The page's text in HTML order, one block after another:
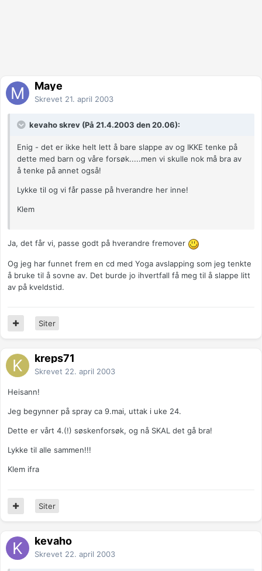
Maye
Skrevet 21. april 2003
kevaho skrev (På 21.4.2003 den 20.06):
Enig - det er ikke helt lett å bare slappe av og IKKE tenke på
dette med barn og våre forsøk.....men vi skulle nok må bra av
å tenke på annet også!
Lykke til og vi får passe på hverandre her inne!
Klem
Ja, det får vi, passe godt på hverandre fremover
Og jeg har funnet frem en cd med Yoga avslapping som jeg tenkte
å bruke til å sovne av. Det burde jo ihvertfall få meg til å slappe litt
av på kveldstid.
Siter
kreps71
Skrevet 22. april 2003
Heisann!
Jeg begynner på spray ca 9.mai, uttak i uke 24.
Dette er vårt 4.(!) søskenforsøk, og nå SKAL det gå bra!
Lykke til alle sammen!!!
Klem ifra
Siter
kevaho
Skrevet 22. april 2003